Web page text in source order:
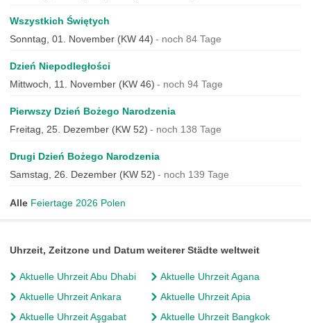
Wszystkich Świętych
Sonntag, 01. November (KW 44)
noch 84 Tage
Dzień Niepodległości
Mittwoch, 11. November (KW 46)
noch 94 Tage
Pierwszy Dzień Bożego Narodzenia
Freitag, 25. Dezember (KW 52)
noch 138 Tage
Drugi Dzień Bożego Narodzenia
Samstag, 26. Dezember (KW 52)
noch 139 Tage
Alle Feiertage 2026 Polen
Uhrzeit, Zeitzone und Datum weiterer Städte weltweit
Aktuelle Uhrzeit Abu Dhabi
Aktuelle Uhrzeit Agana
Aktuelle Uhrzeit Ankara
Aktuelle Uhrzeit Apia
Aktuelle Uhrzeit Aşgabat
Aktuelle Uhrzeit Bangkok